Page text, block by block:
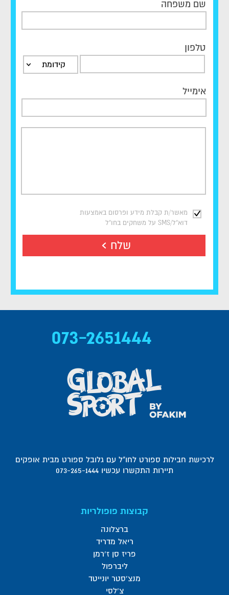
שם משפחה
טלפון
קידומת
אימייל
מאשר/ת קבלת מידע ופרסום באמצעות
דוא"ל/SMS על משחקים בחו"ל
שלח
073-2651444
לרכישת חבילות ספורט לחו"ל עם גלובל ספורט מבית אופקים
תיירות התקשרו עכשיו 073-265-1444
קבוצות פופולריות
ברצלונה
ריאל מדריד
פריז סן ז'רמן
ליברפול
מנצ'סטר יונייטד
צ'לסי